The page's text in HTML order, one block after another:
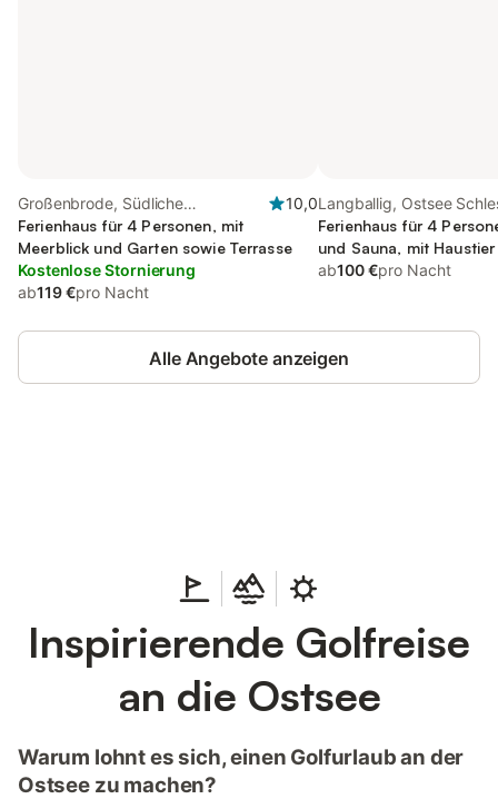
Großenbrode, Südliche
Ostseeküste
10,0
Ferienhaus für 4 Personen, mit
Meerblick und Garten sowie Terrasse
Kostenlose Stornierung
ab119 €pro Nacht
Langballig, Ostsee
Holstein
Ferienhaus für 4
und Sauna, mit Haustier
ab100 €pro Nacht
Alle Angebote anzeigen
Inspirierende Golfreise
an die Ostsee
Warum lohnt es sich, einen Golfurlaub an der
Ostsee zu machen?